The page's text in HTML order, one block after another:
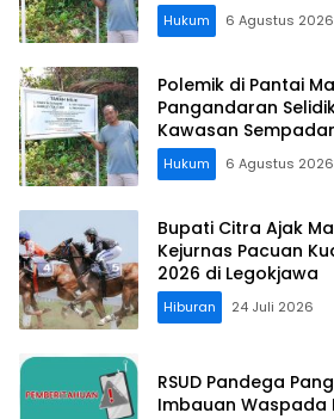
Hukum 6 Agustus 2026
Polemik di Pantai
Pangandaran
Kawasan
Hukum 6 Agustus 2026
Bupati Citra Ajak
Kejurnas Pacuan
2026 di Legokjawa
Hiburan 24 Juli 2026
RSUD Pandega
Imbauan Waspada